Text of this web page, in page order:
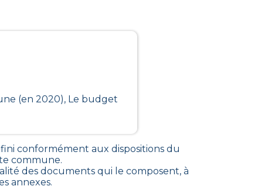
(en 2020), Le budget
conformément aux dispositions du
commune.
des documents qui le composent, à
annexes.